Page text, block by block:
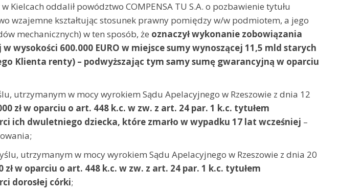
oddalił powództwo COMPENSA TU S.A. o pozbawienie tytułu
wzajemne kształtując stosunek prawny pomiędzy w/w podmiotem, a jego
mechanicznych) w ten sposób, że oznaczył wykonanie zobowiązania
wysokości 600.000 EURO w miejsce sumy wynoszącej 11,5 mld starych
Klienta renty) – podwyższając tym samy sumę gwarancyjną w oparciu
utrzymanym w mocy wyrokiem Sądu Apelacyjnego w Rzeszowie z dnia 12
zł w oparciu o art. 448 k.c. w zw. z art. 24 par. 1 k.c. tytułem
ich dwuletniego dziecka, które zmarło w wypadku 17 lat wcześniej –
utrzymanym w mocy wyrokiem Sądu Apelacyjnego w Rzeszowie z dnia 20
w oparciu o art. 448 k.c. w zw. z art. 24 par. 1 k.c. tytułem
dorosłej córki;